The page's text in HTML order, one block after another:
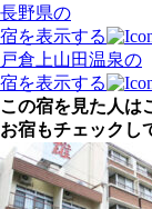
長野県の
宿を表示する
戸倉上山田温泉の
宿を表示する
この宿を見た人は
お宿もチェックし